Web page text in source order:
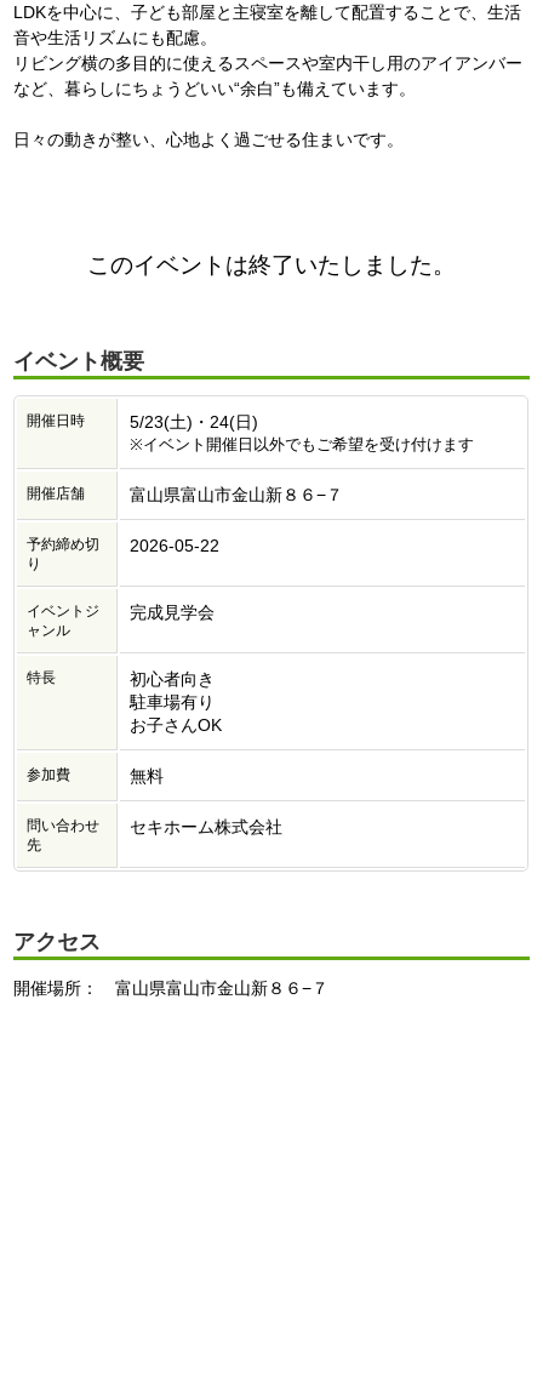
LDKを中心に、子ども部屋と主寝室を離して配置することで、生活
音や生活リズムにも配慮。
リビング横の多目的に使えるスペースや室内干し用のアイアンバー
など、暮らしにちょうどいい“余白”も備えています。
日々の動きが整い、心地よく過ごせる住まいです。
このイベントは終了いたしました。
イベント概要
開催日時 5/23(土)・24(日)
※イベント開催日以外でもご希望を受け付けます
開催店舗 富山県富山市金山新８６−７
予約締め切
り
2026-05-22
イベントジ
ャンル
完成見学会
特長
初心者向き
駐車場有り
お子さんOK
参加費 無料
問い合わせ
先
セキホーム株式会社
アクセス
開催場所： 富山県富山市金山新８６−７